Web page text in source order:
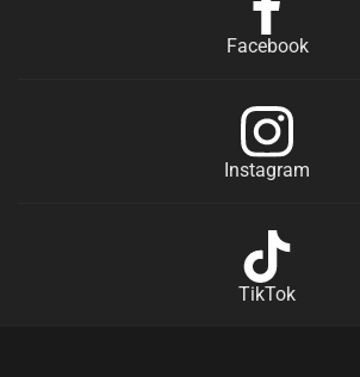
Facebook
Instagram
TikTok